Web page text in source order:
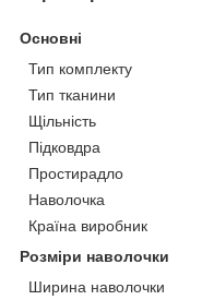
Основні
Тип комплекту
Тип тканини
Щільність
Підковдра
Простирадло
Наволочка
Країна виробник
Розміри наволочки
Ширина наволочки